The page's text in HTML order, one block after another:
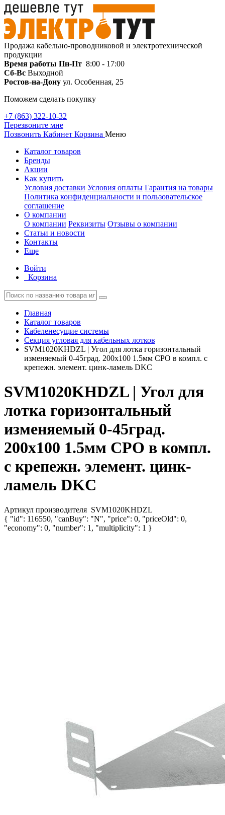
Продажа кабельно-проводниковой и электротехнической
продукции
Время работы Пн-Пт 8:00 - 17:00
Сб-Вс Выходной
Ростов-на-Дону ул. Особенная, 25
Поможем сделать покупку
+7 (863) 322-10-32
Перезвоните мне
Позвонить Кабинет Корзина Меню
Каталог товаров
Бренды
Акции
Как купить
Условия доставки Условия оплаты Гарантия на товары
Политика конфиденциальности и пользовательское
соглашение
О компании
О компании Реквизиты Отзывы о компании
Статьи и новости
Контакты
Еще
Войти
Корзина
Главная
Каталог товаров
Кабеленесущие системы
Секция угловая для кабельных лотков
SVM1020KHDZL | Угол для лотка горизонтальный
изменяемый 0-45град. 200х100 1.5мм СРО в компл. с
крепежн. элемент. цинк-ламель DKC
SVM1020KHDZL | Угол для
лотка горизонтальный
изменяемый 0-45град.
200х100 1.5мм СРО в компл.
с крепежн. элемент. цинк-
ламель DKC
Артикул производителя SVM1020KHDZL
{ "id": 116550, "canBuy": "N", "price": 0, "priceOld": 0,
"economy": 0, "number": 1, "multiplicity": 1 }